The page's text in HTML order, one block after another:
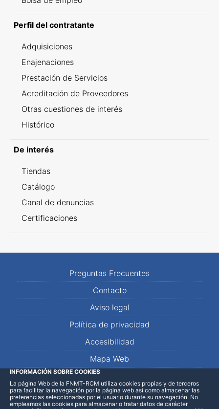
Perfil del contratante
Adquisiciones
Enajenaciones
Prestación de Servicios
Acreditación de Proveedores
Otras cuestiones de interés
Histórico
De interés
Tiendas
Catálogo
Canal de denuncias
Certificaciones
Preguntas Frecuentes
Contacto
Aviso legal
Política de privacidad
Accesibilidad
Mapa Web
LinkedInFacebookWhatsApp
INFORMACIÓN SOBRE COOKIES
La página Web de la FNMT-RCM utiliza cookies propias y de terceros
para facilitar la navegación por la página web así como almacenar las
preferencias seleccionadas por el usuario durante su navegación. No
empleamos las cookies para almacenar o tratar datos de carácter